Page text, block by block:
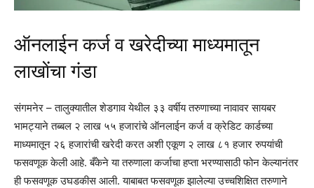
ऑनलाईन कर्ज व खरेदीच्या माध्यमातून
लाखाेंचा गंडा
संगमनेर – तालुक्यातील शेडगाव येथील ३३ वर्षीय तरुणाच्या नावावर सायबर
भामट्याने तब्बल २ लाख ५५ हजारांचे ऑनलाईन कर्ज व क्रेडिट कार्डच्या
माध्यमातून २६ हजारांची खरेदी करत अशी एकूण २ लाख ८१ हजार रुपयांची
फसवणूक केली आहे. बँकेने या तरुणाला कर्जाचा हप्ता भरण्यासाठी फोन केल्यानंतर
ही फसवणूक उघडकीस आली. याबाबत फसवणूक झालेल्या उच्चशिक्षित तरुणाने